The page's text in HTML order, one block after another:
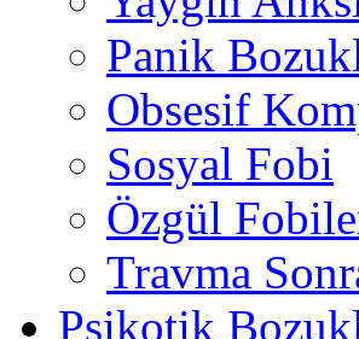
Panik
Obsesif
Sosyal Fobi
Özgül
Travma
Psikotik